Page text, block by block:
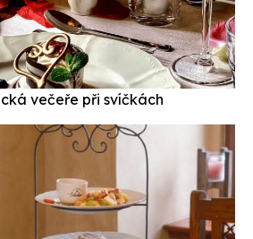
večeře při svíčkách